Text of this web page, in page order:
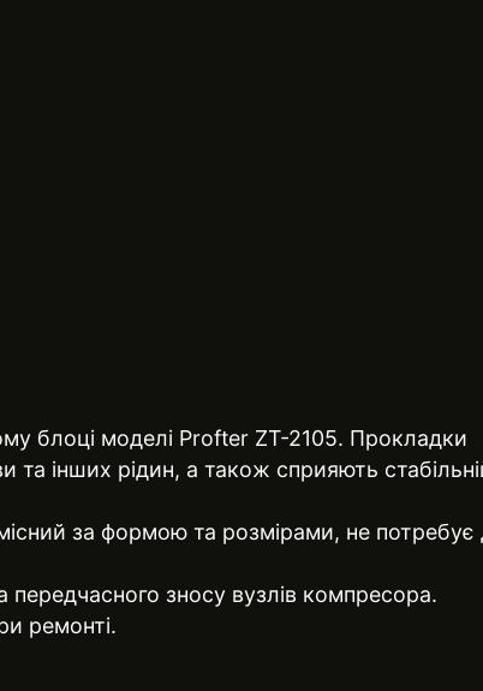
блоці моделі Profter ZT-2105. Прокладки
та інших рідин, а також сприяють
за формою та розмірами, не
передчасного зносу вузлів компресора.
ремонті.